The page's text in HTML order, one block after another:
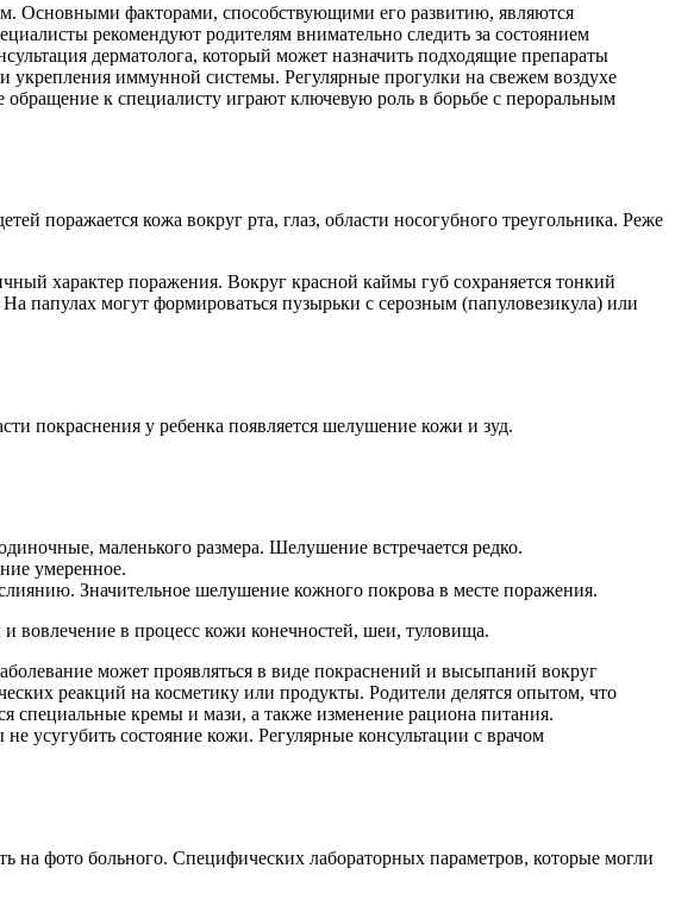
Основными факторами, способствующими его развитию, являются
рекомендуют родителям внимательно следить за состоянием
дерматолога, который может назначить подходящие препараты
укрепления иммунной системы. Регулярные прогулки на свежем воздухе
к специалисту играют ключевую роль в борьбе с пероральным
поражается кожа вокруг рта, глаз, области носогубного треугольника. Реже
характер поражения. Вокруг красной каймы губ сохраняется тонкий
папулах могут формироваться пузырьки с серозным (папуловезикула) или
покраснения у ребенка появляется шелушение кожи и зуд.
маленького размера. Шелушение встречается редко.
умеренное.
Значительное шелушение кожного покрова в месте поражения.
вовлечение в процесс кожи конечностей, шеи, туловища.
может проявляться в виде покраснений и высыпаний вокруг
реакций на косметику или продукты. Родители делятся опытом, что
специальные кремы и мази, а также изменение рациона питания.
усугубить состояние кожи. Регулярные консультации с врачом
на фото больного. Специфических лабораторных параметров, которые могли